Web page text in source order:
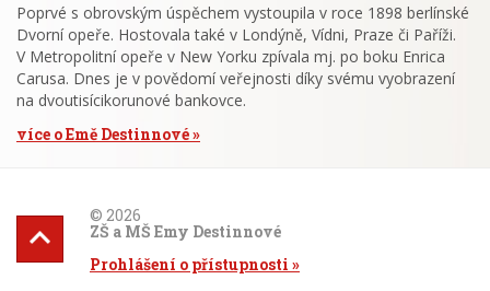
Poprvé s obrovským úspěchem vystoupila v roce 1898 berlínské
Dvorní opeře. Hostovala také v Londýně, Vídni, Praze či Paříži.
V Metropolitní opeře v New Yorku zpívala mj. po boku Enrica
Carusa. Dnes je v povědomí veřejnosti díky svému vyobrazení
na dvoutisícikorunové bankovce.
více o Emě Destinnové
© 2026
ZŠ a MŠ Emy Destinnové
Prohlášení o přístupnosti